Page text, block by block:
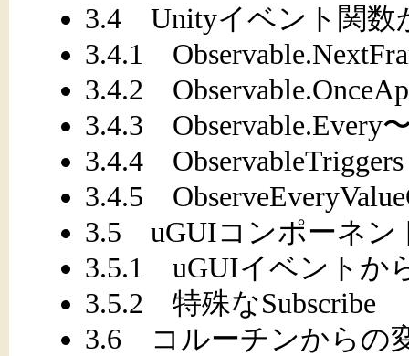
3.4 Unityイベント関数
3.4.1
3.4.2
3.4.3 Observable.Every
3.4.4 ObservableTriggers
3.4.5
3.5 uGUIコンポーネン
3.5.1 uGUIイベントか
3.5.2 特殊なSubscribe
3.6 コルーチンからの